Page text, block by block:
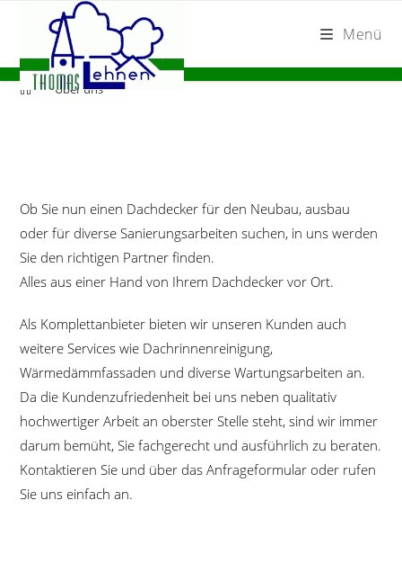
springen
Menü
Über uns
Ob Sie nun einen Dachdecker für den Neubau, ausbau
oder für diverse Sanierungsarbeiten suchen, in uns werden
Sie den richtigen Partner finden.
Alles aus einer Hand von Ihrem Dachdecker vor Ort.
Als Komplettanbieter bieten wir unseren Kunden auch
weitere Services wie Dachrinnenreinigung,
Wärmedämmfassaden und diverse Wartungsarbeiten an.
Da die Kundenzufriedenheit bei uns neben qualitativ
hochwertiger Arbeit an oberster Stelle steht, sind wir immer
darum bemüht, Sie fachgerecht und ausführlich zu beraten.
Kontaktieren Sie und über das Anfrageformular oder rufen
Sie uns einfach an.